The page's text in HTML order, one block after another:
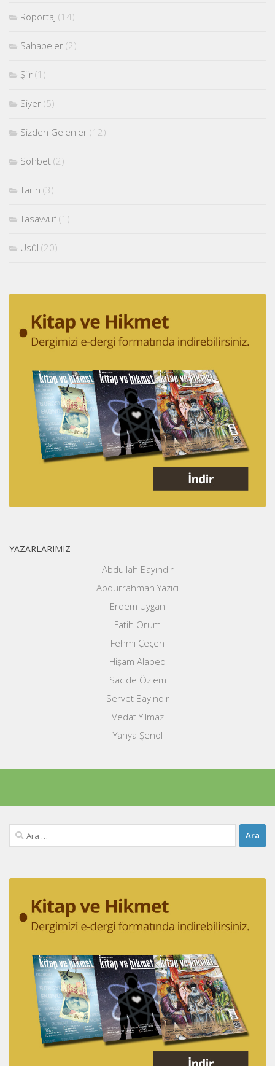
Röportaj (14)
Sahabeler (2)
Şiir (1)
Siyer (5)
Sizden Gelenler (12)
Sohbet (2)
Tarih (3)
Tasavvuf(1)
Usûl (20)
YAZARLARIMIZ
Abdullah Bayındır
Abdurrahman Yazıcı
Erdem Uygan
Fatih Orum
Fehmi Çeçen
Hişam Alabed
Sacide Özlem
Servet Bayındır
Vedat Yılmaz
Yahya Şenol
Arama: